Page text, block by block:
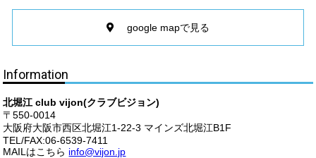
google mapで見る
Information
北堀江 club vijon(クラブビジョン)
〒550-0014
大阪府大阪市西区北堀江1-22-3 マインズ北堀江B1F
TEL/FAX:06-6539-7411
MAILはこちら info@vijon.jp